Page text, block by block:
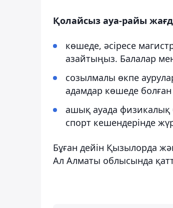
Қолайсыз ауа-райы
көшеде, әсіресе
азайтыңыз. Балалар
созылмалы өкпе
адамдар көшеде болған
ашық ауада физикалық
спорт кешендерінде
Бұған дейін Қызылорда
Ал Алматы облысында